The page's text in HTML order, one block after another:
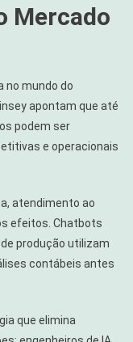
Mercado
no mundo do
apontam que até
podem ser
e operacionais
atendimento ao
efeitos. Chatbots
produção utilizam
contábeis antes
que elimina